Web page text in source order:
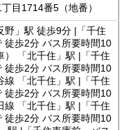
目1714番5（地番）
野」駅 徒歩9分 |「千住
徒歩2分 バス所要時間10
） 「北千住」駅 |「千住
徒歩2分 バス所要時間10
線 「北千住」駅 |「千住
徒歩2分 バス所要時間10
線 「北千住」駅 |「千住
徒歩2分 バス所要時間10